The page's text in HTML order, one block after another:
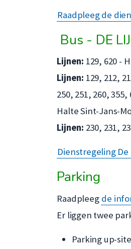
Raadpleeg de
Bus - DE
Lijnen: 129, 620 -
Lijnen: 129, 212,
250, 251, 260, 355,
Halte Sint-Jans-
Lijnen: 230, 231,
Dienstregeling De
Parking
Raadpleeg de
Er liggen twee
Parking up-